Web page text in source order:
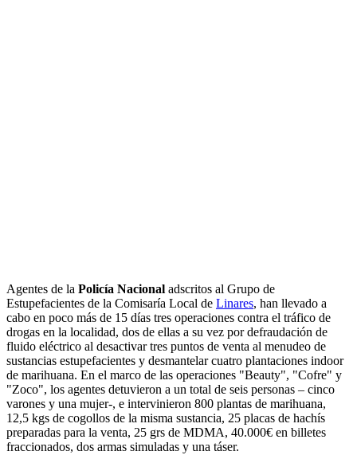
Agentes de la Policía Nacional adscritos al Grupo de
Estupefacientes de la Comisaría Local de Linares, han llevado a
cabo en poco más de 15 días tres operaciones contra el tráfico de
drogas en la localidad, dos de ellas a su vez por defraudación de
fluido eléctrico al desactivar tres puntos de venta al menudeo de
sustancias estupefacientes y desmantelar cuatro plantaciones indoor
de marihuana. En el marco de las operaciones "Beauty", "Cofre" y
"Zoco", los agentes detuvieron a un total de seis personas – cinco
varones y una mujer-, e intervinieron 800 plantas de marihuana,
12,5 kgs de cogollos de la misma sustancia, 25 placas de hachís
preparadas para la venta, 25 grs de MDMA, 40.000€ en billetes
fraccionados, dos armas simuladas y una táser.